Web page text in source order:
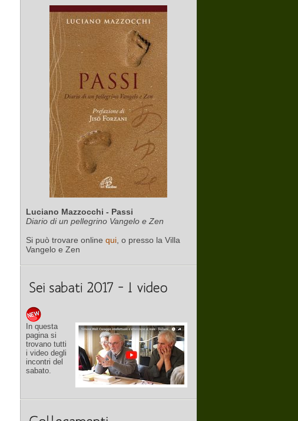
Luciano Mazzocchi - Passi
Diario di un pellegrino Vangelo e Zen
Si può trovare online qui , o presso la Villa
Vangelo e Zen
In questa
pagina si
trovano tutti
i video degli
incontri del
sabato.